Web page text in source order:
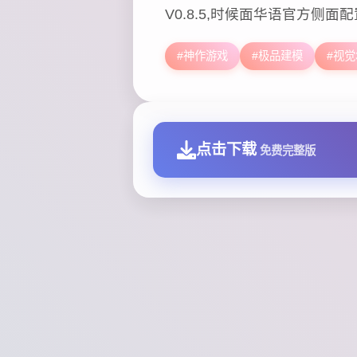
V0.8.5,时候面华语官方侧面配
#神作游戏 #极品建模 #视
点击下载 免费完整版